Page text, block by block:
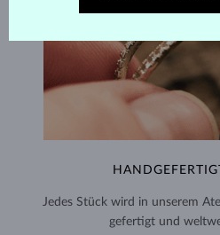
Jedes Stück wird in unserem
gefertigt und